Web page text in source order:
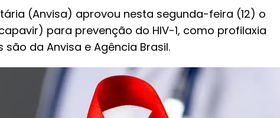
(Anvisa) aprovou nesta segunda-feira (12) o
para prevenção do HIV-1, como profilaxia
da Anvisa e Agência Brasil.